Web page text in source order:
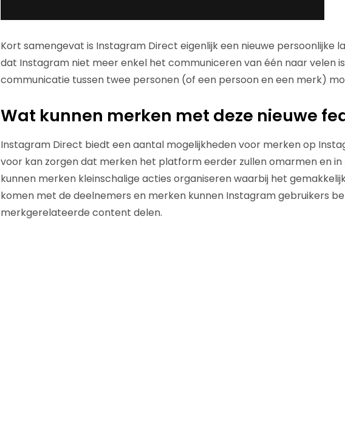
Kort samengevat is Instagram Direct eigenlijk een nieuwe persoonlijke
dat Instagram niet meer enkel het communiceren van één naar velen
communicatie tussen twee personen (of een persoon en een merk)
Wat kunnen merken met deze nieuwe
Instagram Direct biedt een aantal mogelijkheden voor merken op
voor kan zorgen dat merken het platform eerder zullen omarmen en in
kunnen merken kleinschalige acties organiseren waarbij het
komen met de deelnemers en merken kunnen Instagram gebruikers
merkgerelateerde content delen.